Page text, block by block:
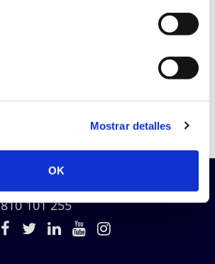
Mostrar detalles
OK
810 101 255